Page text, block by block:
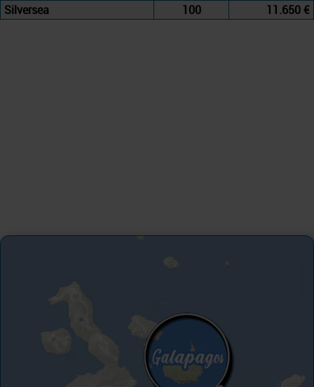
Silversea
100 11.650 €